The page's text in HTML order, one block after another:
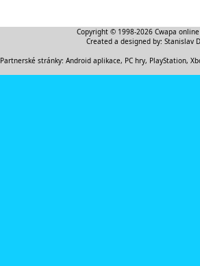
Copyright © 1998-2026 Cwapa
Created a designed by: Stanislav
Partnerské stránky: Android aplikace, PC hry, PlayStation,